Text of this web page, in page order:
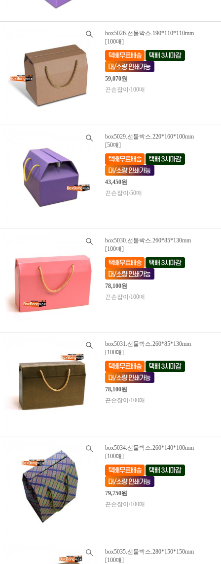
box5026.선물박스.190*110*110mm
[100매]
59,070원
끈손잡이/100매
box5029.선물박스.220*160*100mm
[50매]
43,450원
끈손잡이/50매
box5030.선물박스.260*85*130mm
[100매]
78,100원
끈손잡이/100매
box5031.선물박스.260*85*130mm
[100매]
78,100원
끈손잡이/100매
box5034.선물박스.260*140*100mm
[100매]
79,750원
끈손잡이/100매
box5035.선물박스.280*150*150mm
[100매]